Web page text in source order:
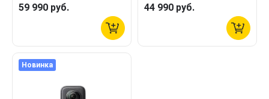
59 990 руб.
44 990 руб.
Новинка